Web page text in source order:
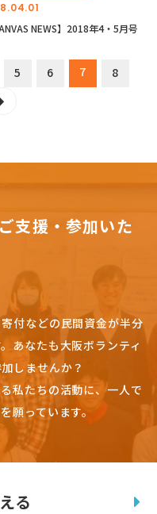
NEWS】2018年4・5月号
5 6 7
8
支援・参加いた
寄付などの民間資金が半分
あなたも大阪ボランティ
しませんか？
私たちの活動に、一人で
願っています。
る